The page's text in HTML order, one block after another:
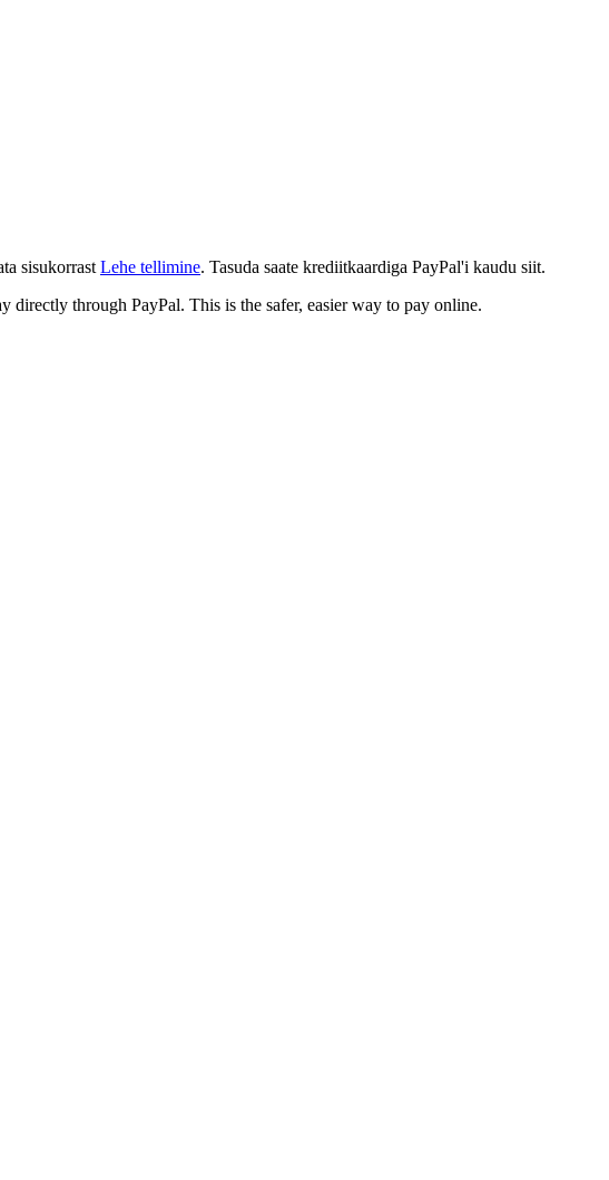
sisukorrast Lehe tellimine. Tasuda saate krediitkaardiga PayPal'i kaudu siit.
directly through PayPal. This is the safer, easier way to pay online.